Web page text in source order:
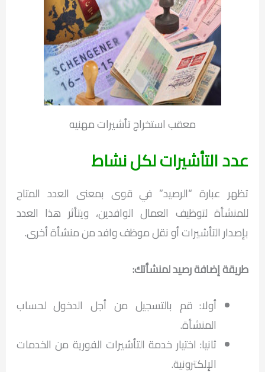
معقب استخراج تأشيرات مهنيه
عدد التأشيرات لكل نشاط
تظهر عبارة “الرصيد” في قوى بمعنى العدد المتاح
للمنشأة لتوظيف العمال الوافدين، ويتأثر هذا العدد
بإصدار التأشيرات أو نقل موظف وافد من منشأة أخرى.
طريقة إضافة رصيد لمنشأتك:
أولا: قم بالتسجيل من أجل الدخول لحساب
المنشأة.
ثانيا: اختيار خدمة التأشيرات الفورية من الخدمات
الإلكترونية.